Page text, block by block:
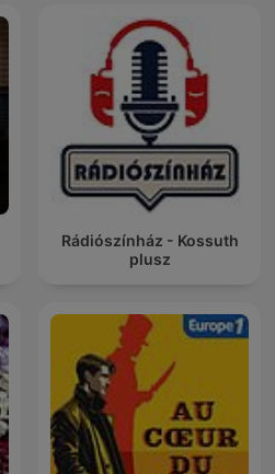
Rádiószínház - Kossuth
plusz